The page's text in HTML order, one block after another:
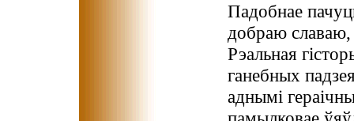
Падобнае
добраю
Рэальная
ганебных
аднымі